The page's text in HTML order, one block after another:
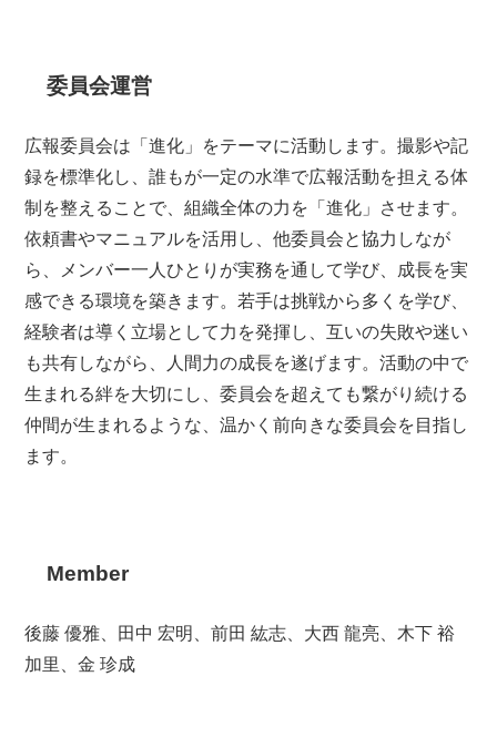
委員会運営
広報委員会は「進化」をテーマに活動します。撮影や記
録を標準化し、誰もが一定の水準で広報活動を担える体
制を整えることで、組織全体の力を「進化」させます。
依頼書やマニュアルを活用し、他委員会と協力しなが
ら、メンバー一人ひとりが実務を通して学び、成長を実
感できる環境を築きます。若手は挑戦から多くを学び、
経験者は導く立場として力を発揮し、互いの失敗や迷い
も共有しながら、人間力の成長を遂げます。活動の中で
生まれる絆を大切にし、委員会を超えても繋がり続ける
仲間が生まれるような、温かく前向きな委員会を目指し
ます。
Member
後藤 優雅、田中 宏明、前田 紘志、大西 龍亮、木下 裕
加里、金 珍成